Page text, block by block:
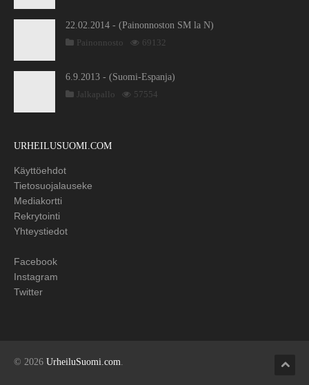
22.02.2014 - (Painonnoston SM la N)
Painonnosto
69132
6.9.2013 - (Suomi-Espanja)
Jalkapallo
57554
URHEILUSUOMI.COM
Käyttöehdot
Tietosuojalauseke
Mediakortti
Rekrytointi
Yhteystiedot
Facebook
Instagram
Twitter
© 2026 UrheiluSuomi.com.